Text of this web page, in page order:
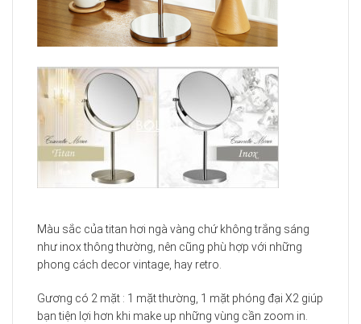
Màu sắc của titan hơi ngà vàng chứ không trắng sáng
như inox thông thường, nên cũng phù hợp với những
phong cách decor vintage, hay retro.
Gương có 2 mặt : 1 mặt thường, 1 mặt phóng đại X2 giúp
bạn tiện lợi hơn khi make up những vùng cần zoom in.